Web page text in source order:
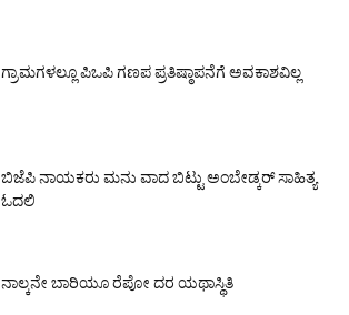
ಗ್ರಾಮಗಳಲ್ಲೂ ಪಿಒಪಿ ಗಣಪ ಪ್ರತಿಷ್ಠಾಪನೆಗೆ ಅವಕಾಶವಿಲ್ಲ
ಬಿಜೆಪಿ ನಾಯಕರು ಮನು ವಾದ ಬಿಟ್ಟು ಅಂಬೇಡ್ಕರ್ ಸಾಹಿತ್ಯ
ಓದಲಿ
ನಾಲ್ಕನೇ ಬಾರಿಯೂ ರೆಪೋ ದರ ಯಥಾಸ್ಥಿತಿ